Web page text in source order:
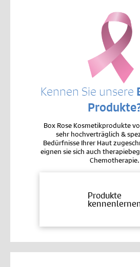
Kennen Sie unsere
Box Rose Kosmetikprodukte
sehr hochverträglich &
Bedürfnisse Ihrer Haut
eignen sie sich auch
Chemotherapie.
Produkte